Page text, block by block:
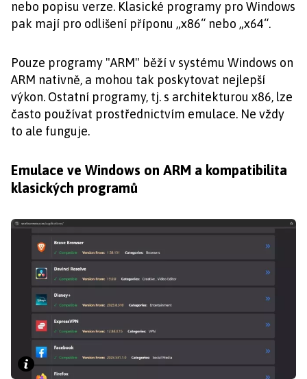
nebo popisu verze. Klasické programy pro Windows
pak mají pro odlišení příponu „x86“ nebo „x64“.
Pouze programy "ARM" běží v systému Windows on
ARM nativně, a mohou tak poskytovat nejlepší
výkon. Ostatní programy, tj. s architekturou x86, lze
často používat prostřednictvím emulace. Ne vždy
to ale funguje.
Emulace ve Windows on ARM a kompatibilita
klasických programů